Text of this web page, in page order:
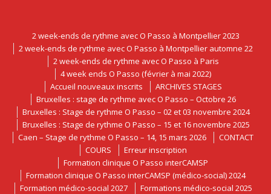
2 week-ends de rythme avec O Passo à Montpellier 2023
2 week-ends de rythme avec O Passo à Montpellier automne 22
2 week-ends de rythme avec O Passo à Paris
4 week ends O Passo (février à mai 2022)
Accueil nouveaux inscrits
ARCHIVES STAGES
Bruxelles : stage de rythme avec O Passo – Octobre 26
Bruxelles : Stage de rythme O Passo – 02 et 03 novembre 2024
Bruxelles : Stage de rythme O Passo – 15 et 16 novembre 2025
Caen – Stage de rythme O Passo – 14, 15 mars 2026
CONTACT
COURS
Erreur inscription
Formation clinique O Passo interCAMSP
Formation clinique O Passo interCAMSP (médico-social) 2024
Formation médico-social 2027
Formations médico-social 2025